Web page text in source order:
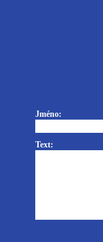
Jméno:
Text: